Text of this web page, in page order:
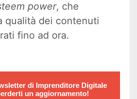
power, che
qualità dei contenuti
fino ad ora.
di Imprenditore Digitale
un aggiornamento!